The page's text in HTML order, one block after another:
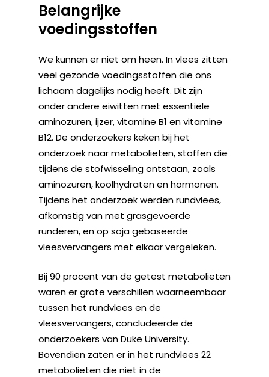
Belangrijke
voedingsstoffen
We kunnen er niet om heen. In vlees zitten
veel gezonde voedingsstoffen die ons
lichaam dagelijks nodig heeft. Dit zijn
onder andere eiwitten met essentiële
aminozuren, ijzer, vitamine B1 en vitamine
B12. De onderzoekers keken bij het
onderzoek naar metabolieten, stoffen die
tijdens de stofwisseling ontstaan, zoals
aminozuren, koolhydraten en hormonen.
Tijdens het onderzoek werden rundvlees,
afkomstig van met grasgevoerde
runderen, en op soja gebaseerde
vleesvervangers met elkaar vergeleken.
Bij 90 procent van de getest metabolieten
waren er grote verschillen waarneembaar
tussen het rundvlees en de
vleesvervangers, concludeerde de
onderzoekers van Duke University.
Bovendien zaten er in het rundvlees 22
metabolieten die niet in de